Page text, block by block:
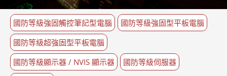
國防等級強固觸控筆記型電腦
國防等級強固型平板電腦
國防等級超強固型平板電腦
國防等級顯示器 / NVIS 顯示器
國防等級伺服器